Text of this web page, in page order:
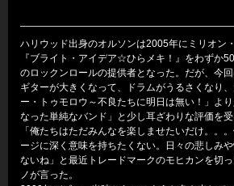
ハリウッド出身のオルソンは2005年にミリオン
『ブライト・アイデア☆ひらメキ！』をわずか
のロックンロールの提供者となった。だが、今回
ギターが大きくなって、ドラムがうるさくなり
ー・トゥモロウ～不良たちに明日は無い！」よ
なった単純なバンド」と少し耳ざわりな評価を受
「俺たちはただみんなを楽しませたいだけ。。
ージに深く意味を持ちたくない。日々の悲しみ
ないね」と最近トレードマークのモヒカンを切
ノが言った。